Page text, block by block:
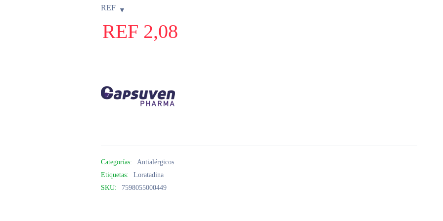
REF
REF 2,08
Categorías:
Antialérgicos
Etiquetas:
Loratadina
SKU:
7598055000449